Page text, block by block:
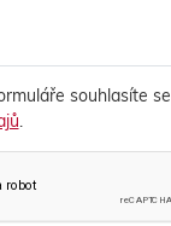
souhlasíte se
.